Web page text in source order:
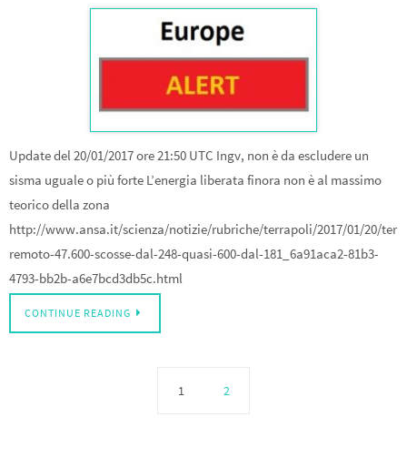
Update del 20/01/2017 ore 21:50 UTC Ingv, non è da escludere un
sisma uguale o più forte L’energia liberata finora non è al massimo
teorico della zona
http://www.ansa.it/scienza/notizie/rubriche/terrapoli/2017/01/20/ter
remoto-47.600-scosse-dal-248-quasi-600-dal-181_6a91aca2-81b3-
4793-bb2b-a6e7bcd3db5c.html
CONTINUE READING
1 2